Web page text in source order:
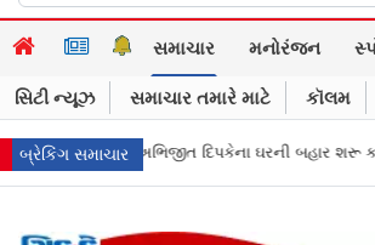
સમાચાર મનોરંજન
સિટી ન્યૂઝ સમાચાર તમારે માટે કૉલમ
બ્રેકિંગ સમાચાર
બહાર શરૂ કરી ભૂખ હડતાળ અભિજીત દિપકેએ